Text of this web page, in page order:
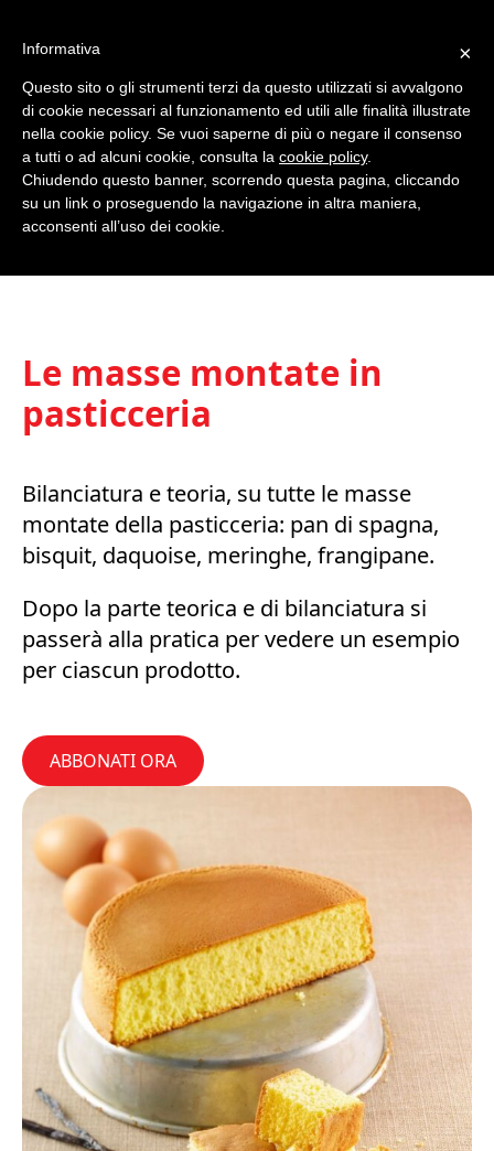
0
Le masse montate in
pasticceria
Bilanciatura e teoria, su tutte le masse
montate della pasticceria: pan di spagna,
bisquit, daquoise, meringhe, frangipane.
Dopo la parte teorica e di bilanciatura si
passerà alla pratica per vedere un esempio
per ciascun prodotto.
ABBONATI ORA
×
Informativa
Questo sito o gli strumenti terzi da questo utilizzati si avvalgono
di cookie necessari al funzionamento ed utili alle finalità illustrate
nella cookie policy. Se vuoi saperne di più o negare il consenso
a tutti o ad alcuni cookie, consulta la cookie policy.
Chiudendo questo banner, scorrendo questa pagina, cliccando
su un link o proseguendo la navigazione in altra maniera,
acconsenti all’uso dei cookie.